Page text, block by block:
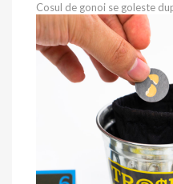
Cosul de gonoi se goleste